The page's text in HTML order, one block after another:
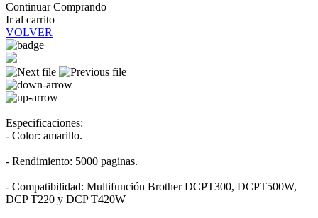
Continuar Comprando
Ir al carrito
VOLVER
Especificaciones:
- Color: amarillo.
- Rendimiento: 5000 paginas.
- Compatibilidad: Multifunción Brother DCPT300, DCPT500W,
DCP T220 y DCP T420W